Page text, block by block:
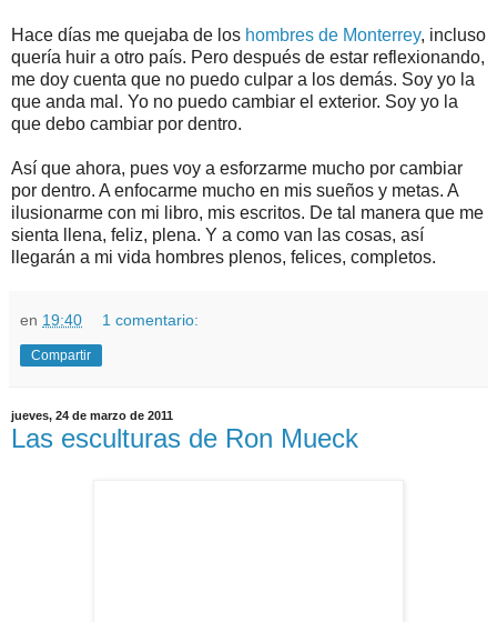
Hace días me quejaba de los hombres de Monterrey, incluso
quería huir a otro país. Pero después de estar reflexionando,
me doy cuenta que no puedo culpar a los demás. Soy yo la
que anda mal. Yo no puedo cambiar el exterior. Soy yo la
que debo cambiar por dentro.
Así que ahora, pues voy a esforzarme mucho por cambiar
por dentro. A enfocarme mucho en mis sueños y metas. A
ilusionarme con mi libro, mis escritos. De tal manera que me
sienta llena, feliz, plena. Y a como van las cosas, así
llegarán a mi vida hombres plenos, felices, completos.
en 19:40 1 comentario:
Compartir
jueves, 24 de marzo de 2011
Las esculturas de Ron Mueck